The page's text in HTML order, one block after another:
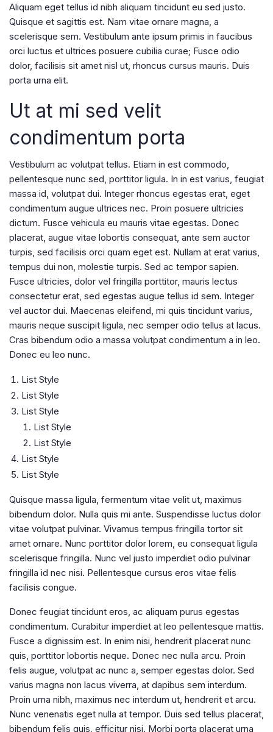
Aliquam eget tellus id nibh aliquam tincidunt eu sed justo.
Quisque et sagittis est. Nam vitae ornare magna, a
scelerisque sem. Vestibulum ante ipsum primis in faucibus
orci luctus et ultrices posuere cubilia curae; Fusce odio
dolor, facilisis sit amet nisl ut, rhoncus cursus mauris. Duis
porta urna elit.
Ut at mi sed velit
condimentum porta
Vestibulum ac volutpat tellus. Etiam in est commodo,
pellentesque nunc sed, porttitor ligula. In in est varius, feugiat
massa id, volutpat dui. Integer rhoncus egestas erat, eget
condimentum augue ultrices nec. Proin posuere ultricies
dictum. Fusce vehicula eu mauris vitae egestas. Donec
placerat, augue vitae lobortis consequat, ante sem auctor
turpis, sed facilisis orci quam eget est. Nullam at erat varius,
tempus dui non, molestie turpis. Sed ac tempor sapien.
Fusce ultricies, dolor vel fringilla porttitor, mauris lectus
consectetur erat, sed egestas augue tellus id sem. Integer
vel auctor dui. Maecenas eleifend, mi quis tincidunt varius,
mauris neque suscipit ligula, nec semper odio tellus at lacus.
Cras bibendum odio a massa volutpat condimentum a in leo.
Donec eu leo nunc.
List Style
List Style
List Style
List Style
List Style
List Style
List Style
Quisque massa ligula, fermentum vitae velit ut, maximus
bibendum dolor. Nulla quis mi ante. Suspendisse luctus dolor
vitae volutpat pulvinar. Vivamus tempus fringilla tortor sit
amet ornare. Nunc porttitor dolor lorem, eu consequat ligula
scelerisque fringilla. Nunc vel justo imperdiet odio pulvinar
fringilla id nec nisi. Pellentesque cursus eros vitae felis
facilisis congue.
Donec feugiat tincidunt eros, ac aliquam purus egestas
condimentum. Curabitur imperdiet at leo pellentesque mattis.
Fusce a dignissim est. In enim nisi, hendrerit placerat nunc
quis, porttitor lobortis neque. Donec nec nulla arcu. Proin
felis augue, volutpat ac nunc a, semper egestas dolor. Sed
varius magna non lacus viverra, at dapibus sem interdum.
Proin urna nibh, maximus nec interdum ut, hendrerit et arcu.
Nunc venenatis eget nulla at tempor. Duis sed tellus placerat,
bibendum felis quis, efficitur nisi. Morbi porta placerat urna